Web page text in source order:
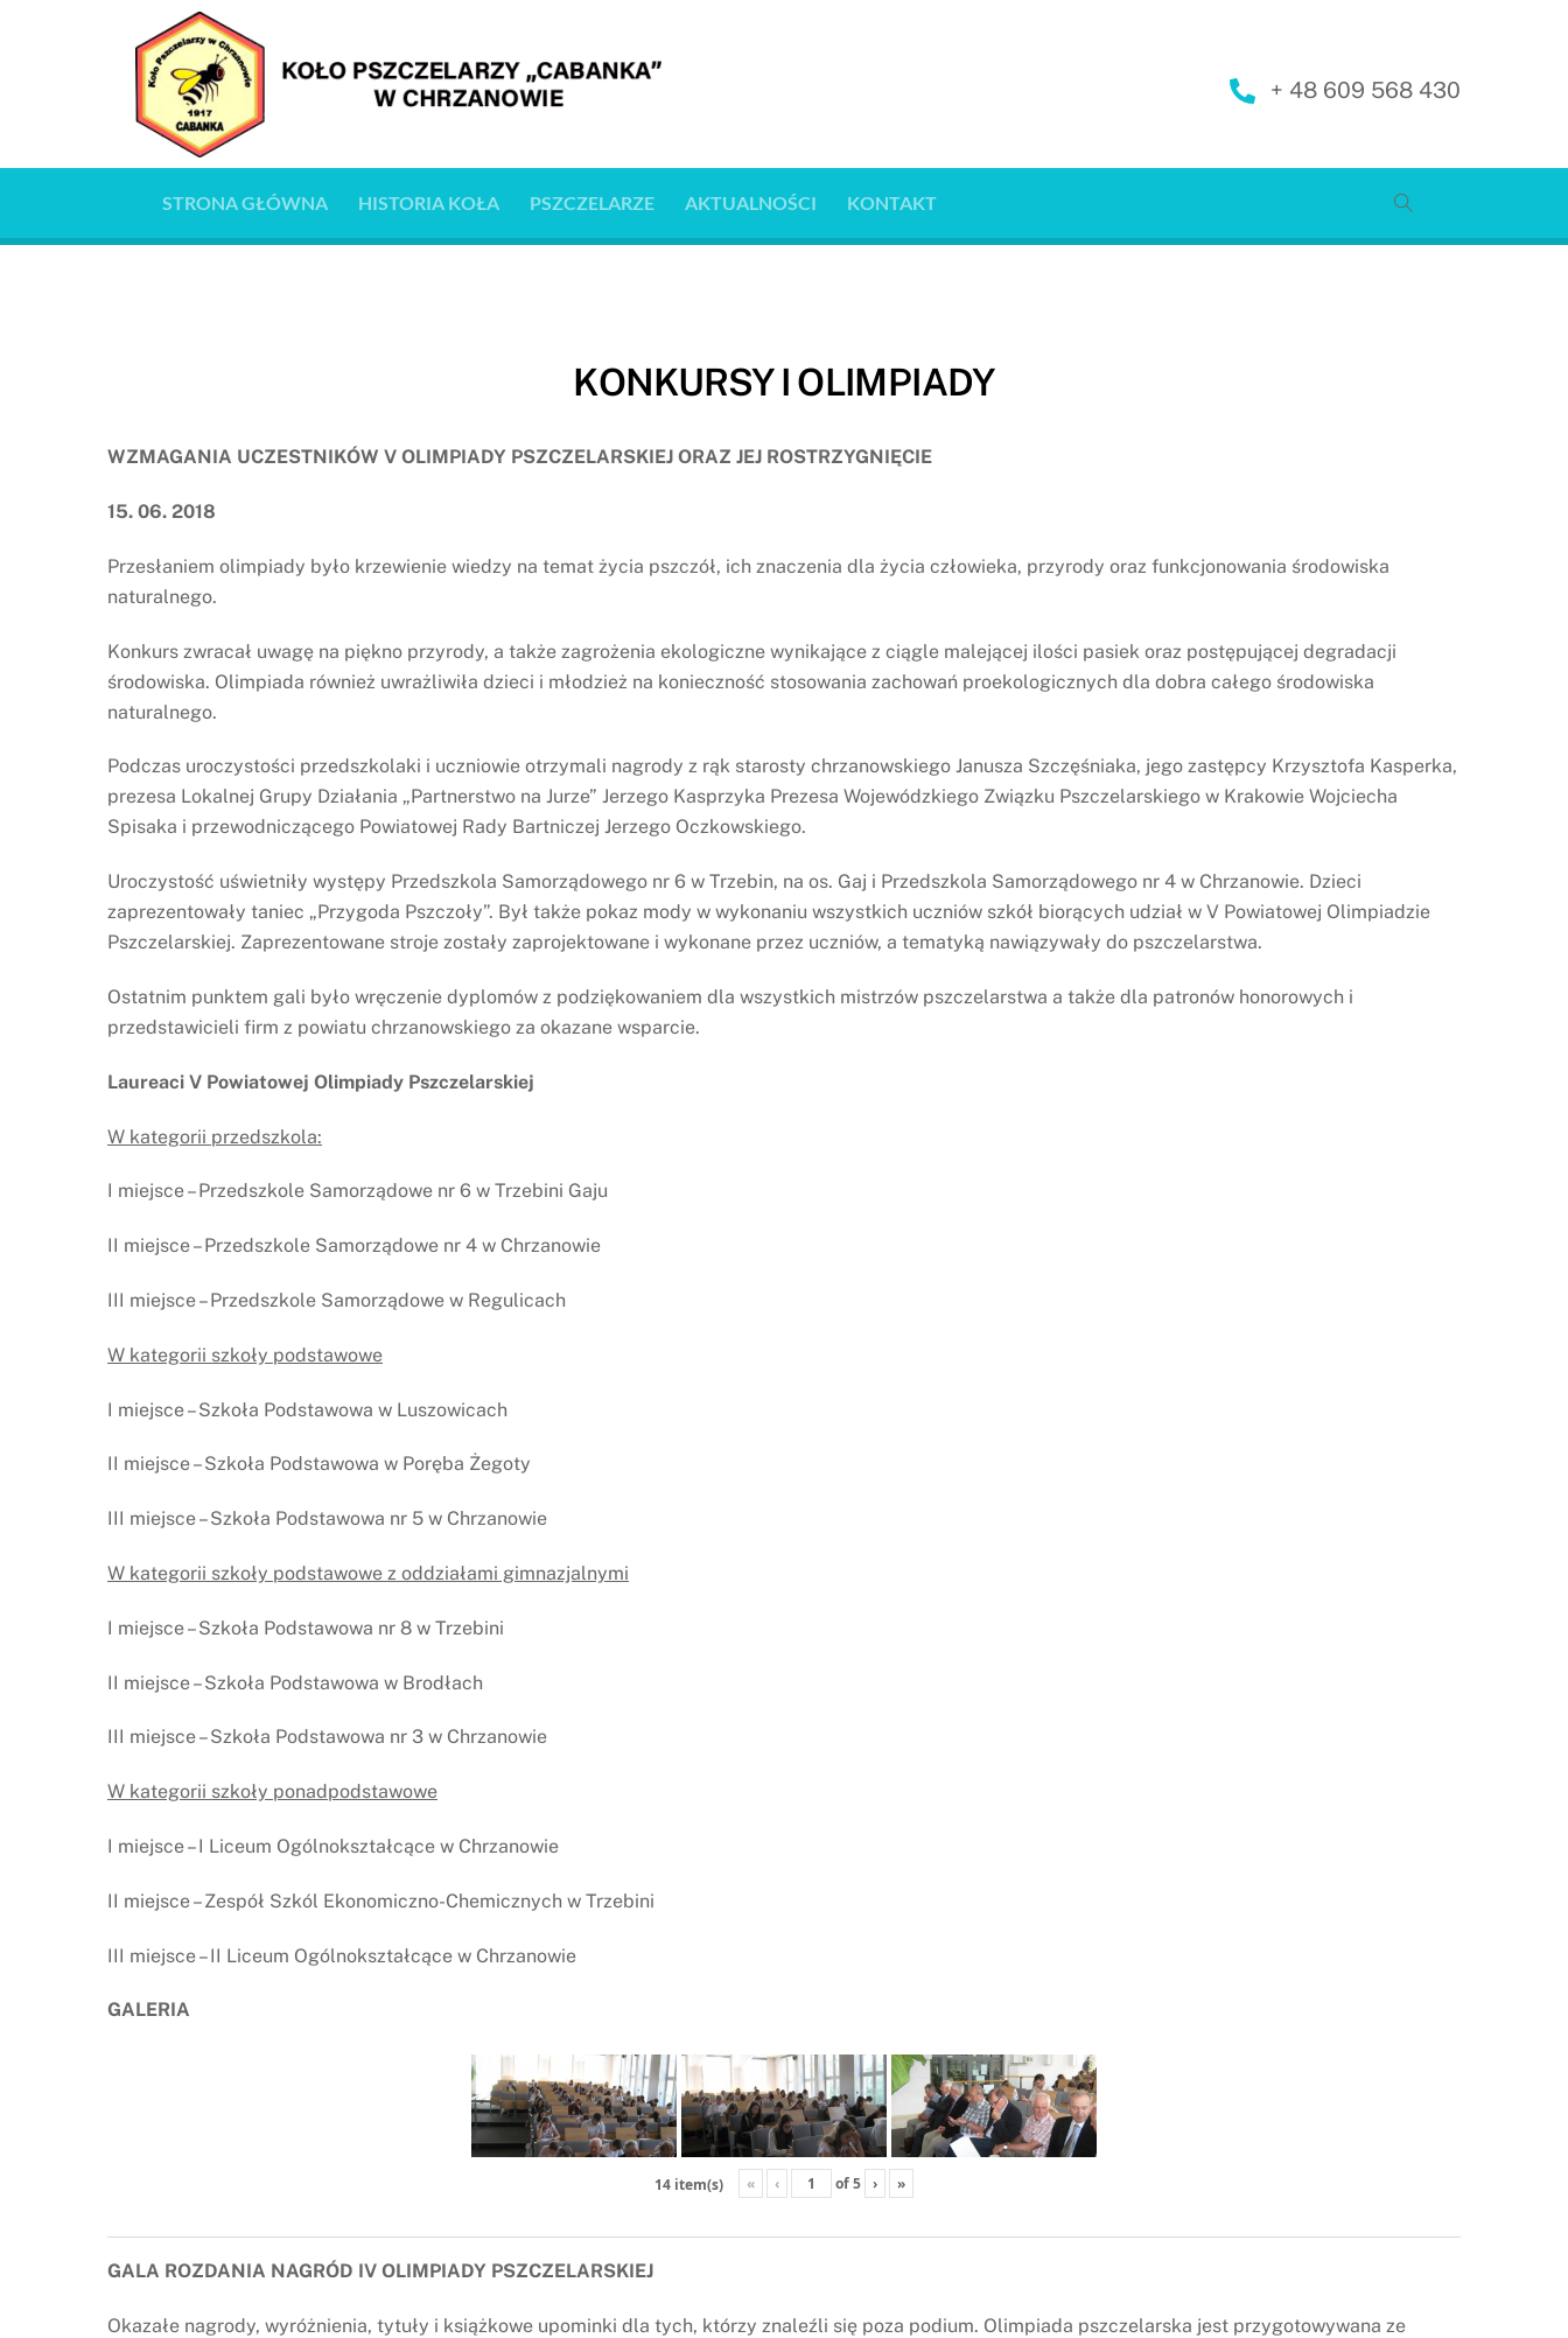
+ 48 609 568 430
STRONA GŁÓWNA HISTORIA KOŁA PSZCZELARZE AKTUALNOŚCI KONTAKT
KONKURSY I OLIMPIADY
WZMAGANIA UCZESTNIKÓW V OLIMPIADY PSZCZELARSKIEJ ORAZ JEJ ROSTRZYGNIĘCIE
15. 06. 2018
Przesłaniem olimpiady było krzewienie wiedzy na temat życia pszczół, ich znaczenia dla życia człowieka, przyrody oraz funkcjonowania środowiska
naturalnego.
Konkurs zwracał uwagę na piękno przyrody, a także zagrożenia ekologiczne wynikające z ciągle malejącej ilości pasiek oraz postępującej degradacji
środowiska. Olimpiada również uwrażliwiła dzieci i młodzież na konieczność stosowania zachowań proekologicznych dla dobra całego środowiska
naturalnego.
Podczas uroczystości przedszkolaki i uczniowie otrzymali nagrody z rąk starosty chrzanowskiego Janusza Szczęśniaka, jego zastępcy Krzysztofa Kasperka,
prezesa Lokalnej Grupy Działania „Partnerstwo na Jurze” Jerzego Kasprzyka Prezesa Wojewódzkiego Związku Pszczelarskiego w Krakowie Wojciecha
Spisaka i przewodniczącego Powiatowej Rady Bartniczej Jerzego Oczkowskiego.
Uroczystość uświetniły występy Przedszkola Samorządowego nr 6 w Trzebin, na os. Gaj i Przedszkola Samorządowego nr 4 w Chrzanowie. Dzieci
zaprezentowały taniec „Przygoda Pszczoły”. Był także pokaz mody w wykonaniu wszystkich uczniów szkół biorących udział w V Powiatowej Olimpiadzie
Pszczelarskiej. Zaprezentowane stroje zostały zaprojektowane i wykonane przez uczniów, a tematyką nawiązywały do pszczelarstwa.
Ostatnim punktem gali było wręczenie dyplomów z podziękowaniem dla wszystkich mistrzów pszczelarstwa a także dla patronów honorowych i
przedstawicieli firm z powiatu chrzanowskiego za okazane wsparcie.
Laureaci V Powiatowej Olimpiady Pszczelarskiej
W kategorii przedszkola:
I miejsce – Przedszkole Samorządowe nr 6 w Trzebini Gaju
II miejsce – Przedszkole Samorządowe nr 4 w Chrzanowie
III miejsce – Przedszkole Samorządowe w Regulicach
W kategorii szkoły podstawowe
I miejsce – Szkoła Podstawowa w Luszowicach
II miejsce – Szkoła Podstawowa w Poręba Żegoty
III miejsce – Szkoła Podstawowa nr 5 w Chrzanowie
W kategorii szkoły podstawowe z oddziałami gimnazjalnymi
I miejsce – Szkoła Podstawowa nr 8 w Trzebini
II miejsce – Szkoła Podstawowa w Brodłach
III miejsce – Szkoła Podstawowa nr 3 w Chrzanowie
W kategorii szkoły ponadpodstawowe
I miejsce – I Liceum Ogólnokształcące w Chrzanowie
II miejsce – Zespół Szkól Ekonomiczno-Chemicznych w Trzebini
III miejsce – II Liceum Ogólnokształcące w Chrzanowie
GALERIA
14 item(s) « ‹ of5 › »
GALA ROZDANIA NAGRÓD IV OLIMPIADY PSZCZELARSKIEJ
Okazałe nagrody, wyróżnienia, tytuły i książkowe upominki dla tych, którzy znaleźli się poza podium. Olimpiada pszczelarska jest przygotowywana ze